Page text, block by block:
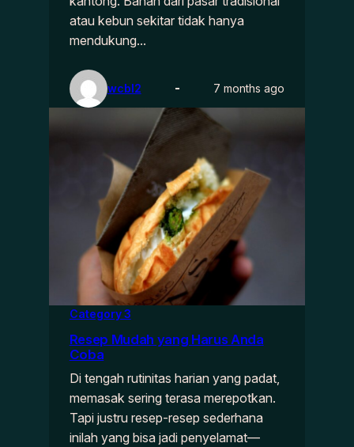
atau kebun sekitar tidak hanya
mendukung…
wcbl2 7 months ago
Category 3
Resep Mudah yang Harus Anda
Coba
Di tengah rutinitas harian yang padat,
memasak sering terasa merepotkan.
Tapi justru resep-resep sederhana
inilah yang bisa jadi penyelamat—